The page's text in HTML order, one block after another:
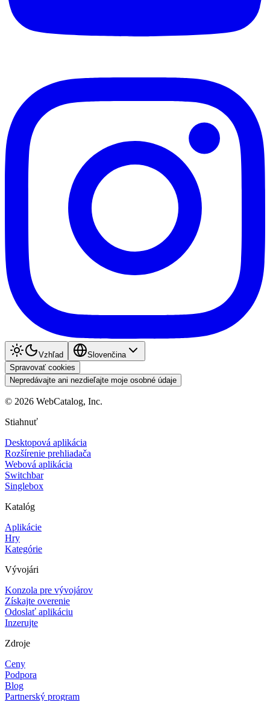
Vzhľad
Slovenčina
Spravovať cookies
Nepredávajte ani nezdieľajte moje osobné údaje
© 2026 WebCatalog, Inc.
Stiahnuť
Desktopová aplikácia
Rozšírenie prehliadača
Webová aplikácia
Switchbar
Singlebox
Katalóg
Aplikácie
Hry
Kategórie
Vývojári
Konzola pre vývojárov
Získajte overenie
Odoslať aplikáciu
Inzerujte
Zdroje
Ceny
Podpora
Blog
Partnerský program